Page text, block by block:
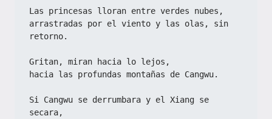
Las princesas lloran entre verdes nubes,
arrastradas por el viento y las olas, sin
retorno.
Gritan, miran hacia lo lejos,
hacia las profundas montañas de Cangwu.
Si Cangwu se derrumbara y el Xiang se
secara,